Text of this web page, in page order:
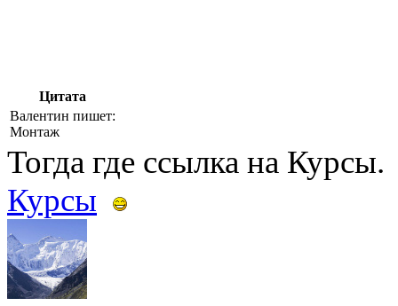
Цитата
Валентин пишет:
Монтаж
Тогда где ссылка на
Курсы